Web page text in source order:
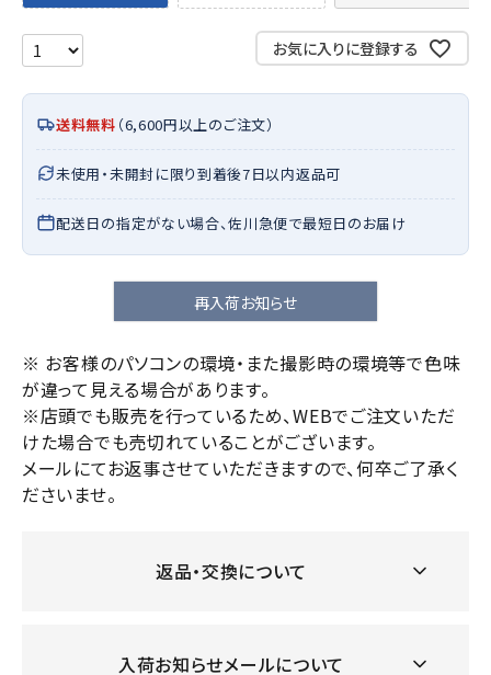
お気に入りに登録する
送料無料 （6,600円以上のご注文）
未使用・未開封に限り到着後7日以内返品可
配送日の指定がない場合、佐川急便で最短日のお届け
再入荷お知らせ
※ お客様のパソコンの環境・また撮影時の環境等で色味
が違って見える場合があります。
※店頭でも販売を行っているため、WEBでご注文いただ
けた場合でも売切れていることがございます。
メールにてお返事させていただきますので、何卒ご了承く
ださいませ。
返品・交換について
入荷お知らせメールについて